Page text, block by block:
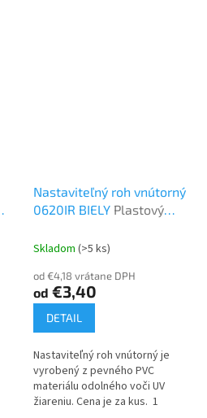
Nastaviteľný roh vnútorný
0620IR BIELY Plastový
Skladom (>5 ks)
od €4,18 vrátane DPH
od €3,40
DETAIL
Nastaviteľný roh vnútorný je
vyrobený z pevného PVC
materiálu odolného voči UV
žiareniu. Cena je za kus. 1